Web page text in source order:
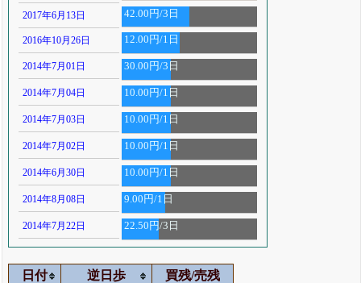
2017年6月13日 42.00円/3日
2016年10月26日 12.00円/1日
2014年7月01日 30.00円/3日
2014年7月04日 10.00円/1日
2014年7月03日 10.00円/1日
2014年7月02日 10.00円/1日
2014年6月30日 10.00円/1日
2014年8月08日 9.00円/1日
2014年7月22日 22.50円/3日
日付 逆日歩
買残/売残